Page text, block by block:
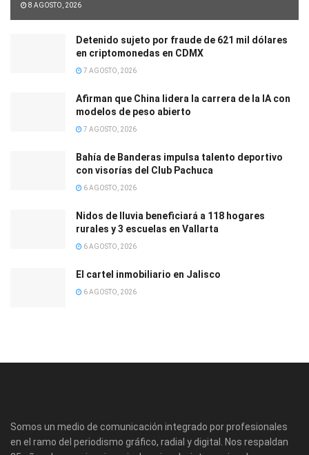
8 AGOSTO, 2026
Detenido sujeto por fraude de 621 mil dólares
en criptomonedas en CDMX
7 AGOSTO, 2026
Afirman que China lidera la carrera de la IA con
modelos de peso abierto
7 AGOSTO, 2026
Bahía de Banderas impulsa talento deportivo
con visorías del Club Pachuca
6 AGOSTO, 2026
Nidos de lluvia beneficiará a 118 hogares
rurales y 3 escuelas en Vallarta
6 AGOSTO, 2026
El cartel inmobiliario en Jalisco
6 AGOSTO, 2026
Somos un medio de comunicación integrado por profesionales
en el ramo del periodismo gráfico, radial y digital. Nos respaldan